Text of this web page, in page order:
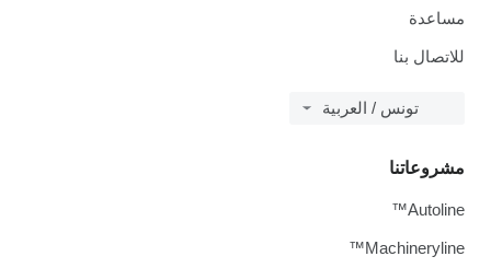
مساعدة
للاتصال بنا
تونس / العربية
مشروعاتنا
Autoline™
Machineryline™